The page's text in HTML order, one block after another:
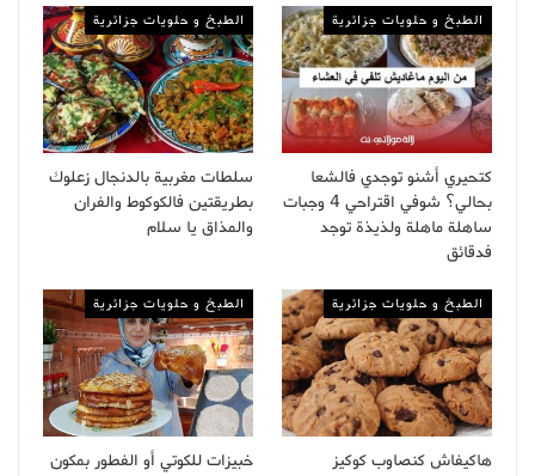
الطبخ و حلويات جزائرية
كتحيري أشنو توجدي فالشعا
بحالي؟ شوفي اقتراحي 4 وجبات
ساهلة ماهلة ولذيذة توجد
فدقائق
الطبخ و حلويات جزائرية
سلطات مغربية بالدنجال زعلوك
بطريقتين فالكوكوط والفران
والمذاق يا سلام
الطبخ و حلويات جزائرية
هاكيفاش كنصاوب كوكيز
الطبخ و حلويات جزائرية
خبيزات للكوتي أو الفطور بمكون